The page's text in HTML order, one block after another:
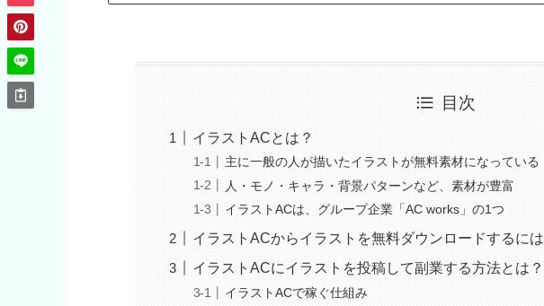
目次
イラストACとは？
主に一般の人が描いたイラストが無料素材になっている
人・モノ・キャラ・背景パターンなど、素材が豊富
イラストACは、グループ企業「AC works」の1つ
イラストACからイラストを無料ダウンロードするには
イラストACにイラストを投稿して副業する方法とは？
イラストACで稼ぐ仕組み